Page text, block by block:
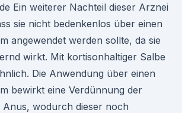
Ein weiterer Nachteil dieser Arznei
sie nicht bedenkenlos über einen
angewendet werden sollte, da sie
wirkt. Mit kortisonhaltiger Salbe
Die Anwendung über einen
bewirkt eine Verdünnung der
Anus, wodurch dieser noch